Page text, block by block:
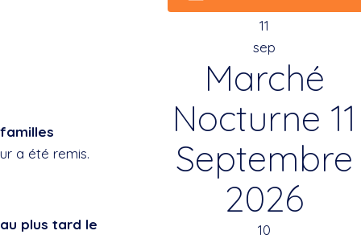
11
sep
Marché
Nocturne 11
Septembre
2026
10
a été remis.
plus tard le